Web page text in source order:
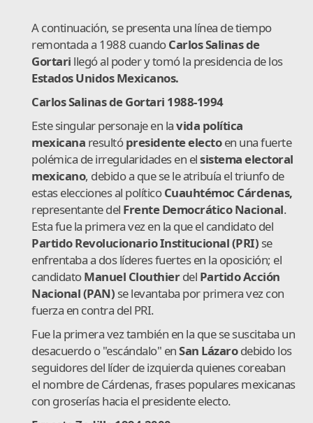
A continuación, se presenta una línea de tiempo
remontada a 1988 cuandoCarlos Salinas de
Gortari llegó al poder y tomó la presidencia de los
Estados Unidos Mexicanos.
Carlos Salinas de Gortari 1988-1994
Este singular personaje en lavida política
mexicana resultópresidente electoen una fuerte
polémica de irregularidades en elsistema electoral
mexicano, debido a que se le atribuía el triunfo de
estas elecciones al políticoCuauhtémoc Cárdenas,
representante del Frente Democrático Nacional.
Esta fue la primera vez en la que el candidato del
Partido Revolucionario Institucional (PRI) se
enfrentaba a dos líderes fuertes en la oposición; el
candidatoManuel Clouthierdel Partido Acción
Nacional (PAN) se levantaba por primera vez con
fuerza en contra del PRI.
Fue la primera vez también en la que se suscitaba un
desacuerdo o "escándalo" enSan Lázarodebido los
seguidores del líder de izquierda quienes coreaban
el nombre de Cárdenas, frases populares mexicanas
con groserías hacia el presidente electo.